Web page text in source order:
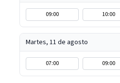
09:00 10:00
Martes, 11 de agosto
07:00 09:00